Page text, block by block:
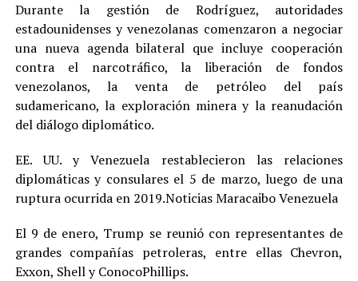
Durante la gestión de Rodríguez, autoridades
estadounidenses y venezolanas comenzaron a negociar
una nueva agenda bilateral que incluye cooperación
contra el narcotráfico, la liberación de fondos
venezolanos, la venta de petróleo del país
sudamericano, la exploración minera y la reanudación
del diálogo diplomático.
EE. UU. y Venezuela restablecieron las relaciones
diplomáticas y consulares el 5 de marzo, luego de una
ruptura ocurrida en 2019.Noticias Maracaibo Venezuela
El 9 de enero, Trump se reunió con representantes de
grandes compañías petroleras, entre ellas Chevron,
Exxon, Shell y ConocoPhillips.